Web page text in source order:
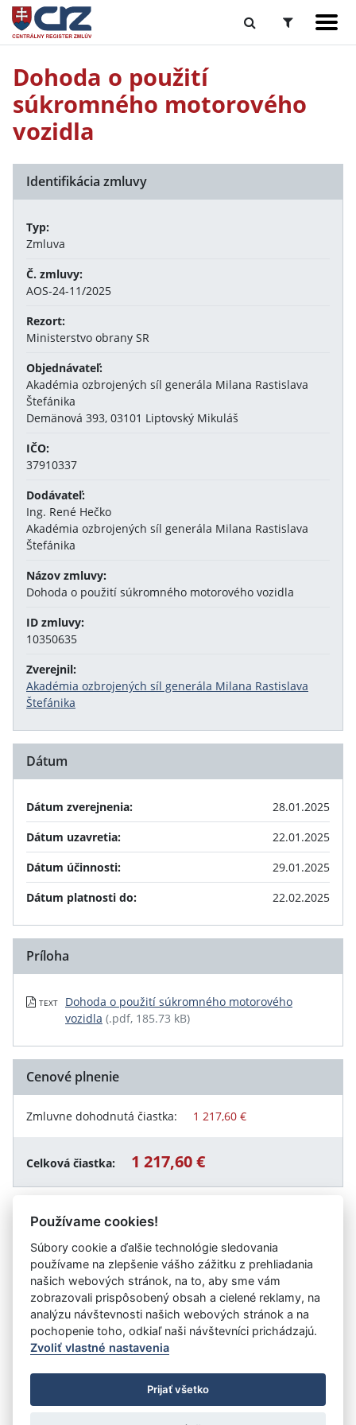
Dohoda o použití
súkromného motorového
vozidla
Identifikácia zmluvy
Typ:
Zmluva
Č. zmluvy:
AOS-24-11/2025
Rezort:
Ministerstvo obrany SR
Objednávateľ:
Akadémia ozbrojených síl generála Milana Rastislava
Štefánika
Demänová 393, 03101 Liptovský Mikuláš
IČO:
37910337
Dodávateľ:
Ing. René Hečko
Akadémia ozbrojených síl generála Milana Rastislava
Štefánika
Názov zmluvy:
Dohoda o použití súkromného motorového vozidla
ID zmluvy:
10350635
Zverejnil:
Akadémia ozbrojených síl generála Milana Rastislava
Štefánika
Dátum
Dátum zverejnenia:
28.01.2025
Dátum uzavretia:
22.01.2025
Dátum účinnosti:
29.01.2025
Dátum platnosti do:
22.02.2025
Príloha
TEXT
Dohoda o použití súkromného motorového
vozidla (.pdf, 185.73 kB)
Cenové plnenie
Zmluvne dohodnutá čiastka: 1 217,60 €
Celková čiastka: 1 217,60 €
Vystavil:Akadémia ozbrojených síl generála Milana
Rastislava Štefánika
Úrad vlády SR
- Všetky práva vyhradené
Prehlásenie o prístupnosti
Zmluvy do 31.12.2010
Nastavenia cookies
Používame cookies!
Súbory cookie a ďalšie technológie sledovania
používame na zlepšenie vášho zážitku z prehliadania
našich webových stránok, na to, aby sme vám
zobrazovali prispôsobený obsah a cielené reklamy, na
analýzu návštevnosti našich webových stránok a na
pochopenie toho, odkiaľ naši návštevníci prichádzajú.
Zvoliť vlastné nastavenia
Prijať všetko